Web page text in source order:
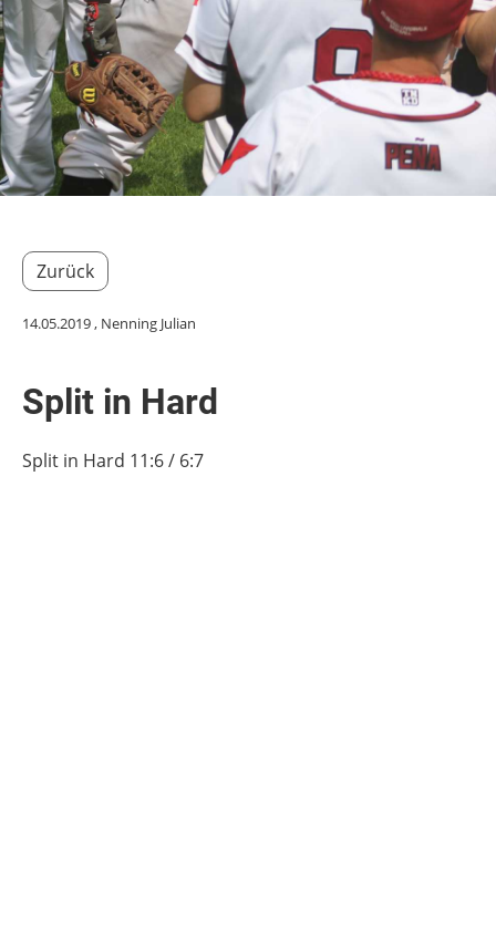
Zurück
14.05.2019, Nenning Julian
Split in Hard
Split in Hard 11:6 / 6:7